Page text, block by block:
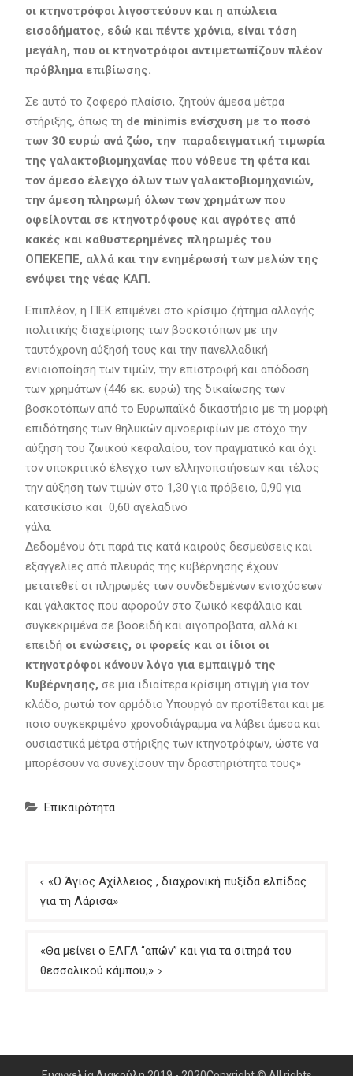
οι κτηνοτρόφοι λιγοστεύουν και η απώλεια
εισοδήματος, εδώ και πέντε χρόνια, είναι τόση
μεγάλη, που οι κτηνοτρόφοι αντιμετωπίζουν πλέον
πρόβλημα επιβίωσης.
Σε αυτό το ζοφερό πλαίσιο, ζητούν άμεσα μέτρα
στήριξης, όπως τη de minimis ενίσχυση με το ποσό
των 30 ευρώ ανά ζώο, την παραδειγματική τιμωρία
της γαλακτοβιομηχανίας που νόθευε τη φέτα και
τον άμεσο έλεγχο όλων των γαλακτοβιομηχανιών,
την άμεση πληρωμή όλων των χρημάτων που
οφείλονται σε κτηνοτρόφους και αγρότες από
κακές και καθυστερημένες πληρωμές του
ΟΠΕΚΕΠΕ, αλλά και την ενημέρωσή των μελών της
ενόψει της νέας ΚΑΠ.
Επιπλέον, η ΠΕΚ επιμένει στο κρίσιμο ζήτημα αλλαγής
πολιτικής διαχείρισης των βοσκοτόπων με την
ταυτόχρονη αύξησή τους και την πανελλαδική
ενιαιοποίηση των τιμών, την επιστροφή και απόδοση
των χρημάτων (446 εκ. ευρώ) της δικαίωσης των
βοσκοτόπων από το Ευρωπαϊκό δικαστήριο με τη μορφή
επιδότησης των θηλυκών αμνοεριφίων με στόχο την
αύξηση του ζωικού κεφαλαίου, τον πραγματικό και όχι
τον υποκριτικό έλεγχο των ελληνοποιήσεων και τέλος
την αύξηση των τιμών στο 1,30 για πρόβειο, 0,90 για
κατσικίσιο και 0,60 αγελαδινό
γάλα.
Δεδομένου ότι παρά τις κατά καιρούς δεσμεύσεις και
εξαγγελίες από πλευράς της κυβέρνησης έχουν
μετατεθεί οι πληρωμές των συνδεδεμένων ενισχύσεων
και γάλακτος που αφορούν στο ζωικό κεφάλαιο και
συγκεκριμένα σε βοοειδή και αιγοπρόβατα, αλλά κι
επειδή οι ενώσεις, οι φορείς και οι ίδιοι οι
κτηνοτρόφοι κάνουν λόγο για εμπαιγμό της
Κυβέρνησης, σε μια ιδιαίτερα κρίσιμη στιγμή για τον
κλάδο, ρωτώ τον αρμόδιο Υπουργό αν προτίθεται και με
ποιο συγκεκριμένο χρονοδιάγραμμα να λάβει άμεσα και
ουσιαστικά μέτρα στήριξης των κτηνοτρόφων, ώστε να
μπορέσουν να συνεχίσουν την δραστηριότητα τους»
Επικαιρότητα
Πλοήγηση
άρθρων
«Ο Άγιος Αχίλλειος , διαχρονική πυξίδα ελπίδας
για τη Λάρισα»
«Θα μείνει ο ΕΛΓΑ ‘’απών’’ και για τα σιτηρά του
θεσσαλικού κάμπου;»